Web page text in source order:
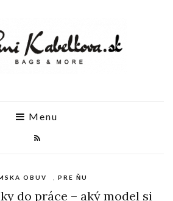
Menu
OBUV PRE ŇU
do práce – aký model si